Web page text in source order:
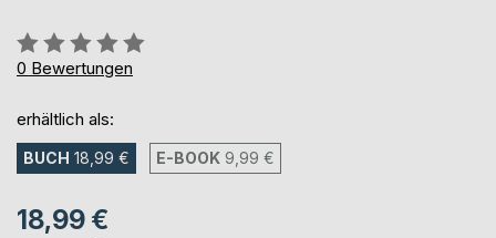
Bewertung::
0%
0 Bewertungen
erhältlich als:
BUCH 18,99 € E-BOOK 9,99 €
18,99 €